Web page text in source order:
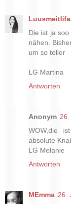
Die ist ja
nähen.
um so toller
LG Martina
Antworten
Anonym 26.
WOW,die
absolute
LG Melanie
Antworten
MEmma 26.